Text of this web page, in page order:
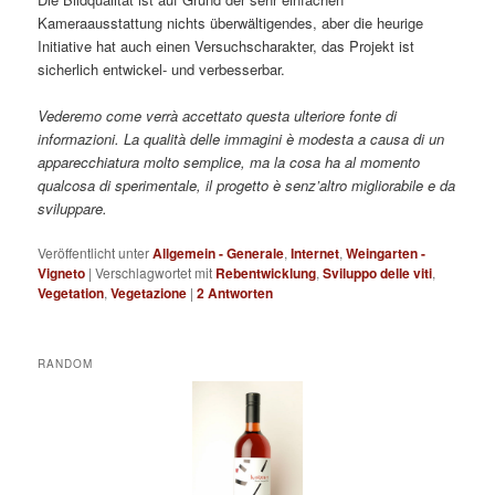
Kameraausstattung nichts überwältigendes, aber die heurige
Initiative hat auch einen Versuchscharakter, das Projekt ist
sicherlich entwickel- und verbesserbar.
Vederemo come verrà accettato questa ulteriore fonte di
informazioni. La qualità delle immagini è modesta a causa di un
apparecchiatura molto semplice, ma la cosa ha al momento
qualcosa di sperimentale, il progetto è senz’altro migliorabile e da
sviluppare.
Veröffentlicht unterAllgemein - Generale,Internet,Weingarten -
Vigneto |Verschlagwortet mit Rebentwicklung,Sviluppo delle viti,
Vegetation,Vegetazione |2Antworten
RANDOM